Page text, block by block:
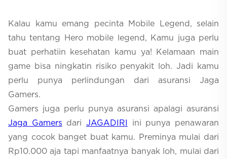
Kalau kamu emang pecinta Mobile Legend, selain
tahu tentang Hero mobile legend, Kamu juga perlu
buat perhatiin kesehatan kamu ya! Kelamaan main
game bisa ningkatin risiko penyakit loh. Jadi kamu
perlu punya perlindungan dari asuransi Jaga
Gamers.
Gamers juga perlu punya asuransi apalagi asuransi
Jaga Gamers dariJAGADIRI
ini punya penawaran
yang cocok banget buat kamu. Preminya mulai dari
Rp10.000 aja tapi manfaatnya banyak loh, mulai dari